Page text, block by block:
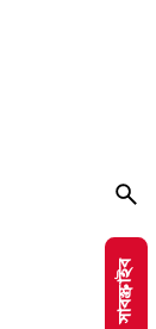
সাবস্ক্রাইব